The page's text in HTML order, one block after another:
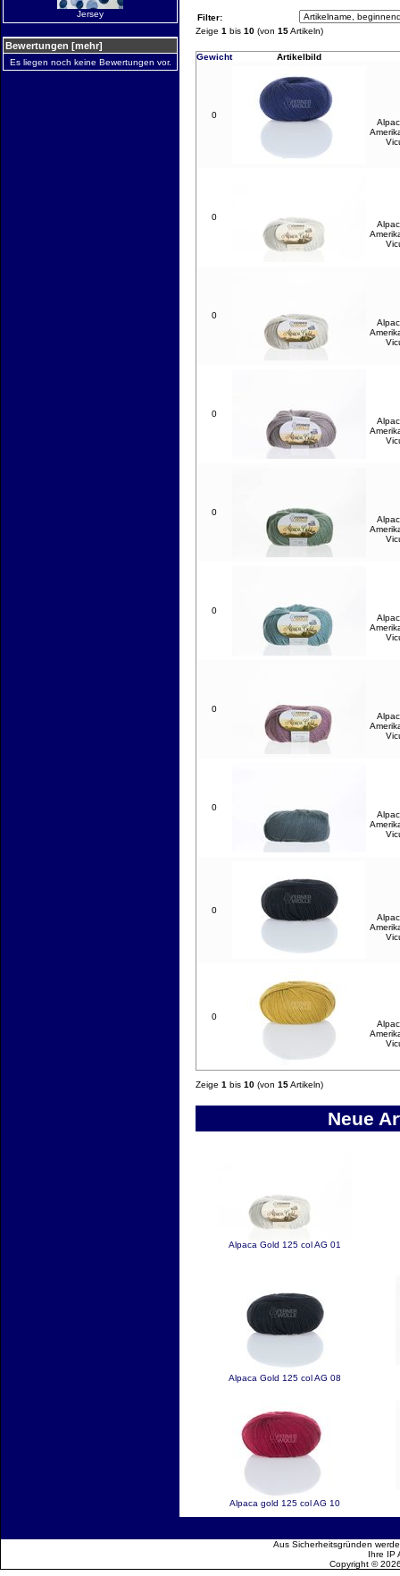
Jersey
Bewertungen [mehr]
Es liegen noch keine Bewertungen vor.
Filter:
Zeige 1 bis 10 (von 15Artikeln)
Gewicht Artikelbild
0
0
0
0
0
0
0
0
0
0
Zeige 1 bis 10 (von 15Artikeln)
Neue
Alpaca Gold 125 col AG 01
Alpaca Gold 125 col AG 08
Alpaca gold 125 col AG 10
Aus Sicherheitsgründen
Ihre IP
Copyright ©